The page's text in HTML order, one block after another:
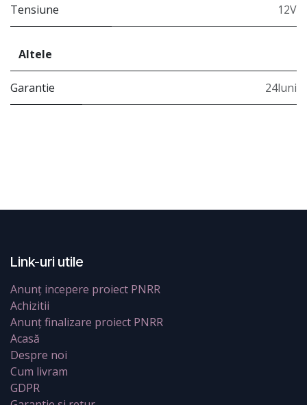
Tensiune 12V
Altele
Garantie 24luni
Link-uri utile
Anunț incepere proiect PNRR
Achizitii
Anunț finalizare proiect PNRR
Acasă
Despre noi
Cum livram
GDPR